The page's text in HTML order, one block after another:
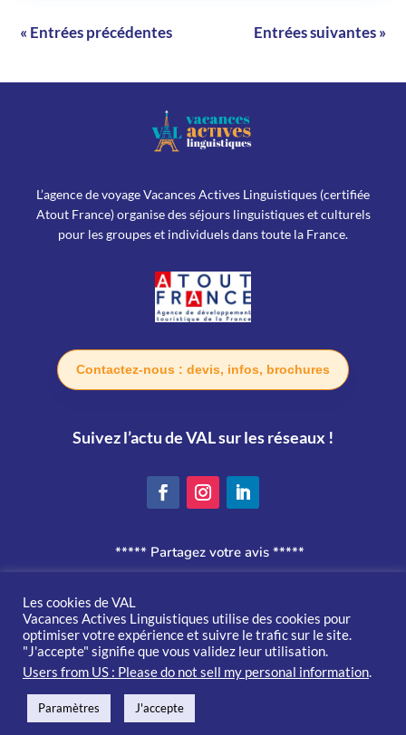
« Entrées précédentes Entrées suivantes »
L’agence de voyage Vacances Actives Linguistiques (certifiée
Atout France) organise des séjours linguistiques et culturels
pour les groupes et individuels dans toute la France.
Contactez-nous : devis, infos, brochures
Suivez l’actu de VAL sur les réseaux !
***** Partagez votre avis *****
Politique de confidentialité
Conditions générales de vente
Un site conçu avec 🌞 par
Les cookies de VAL
Vacances Actives Linguistiques utilise des cookies pour
optimiser votre expérience et suivre le trafic sur le site.
"J'accepte" signifie que vous validez leur utilisation.
Users from US : Please do not sell my personal information.
Paramètres J'accepte